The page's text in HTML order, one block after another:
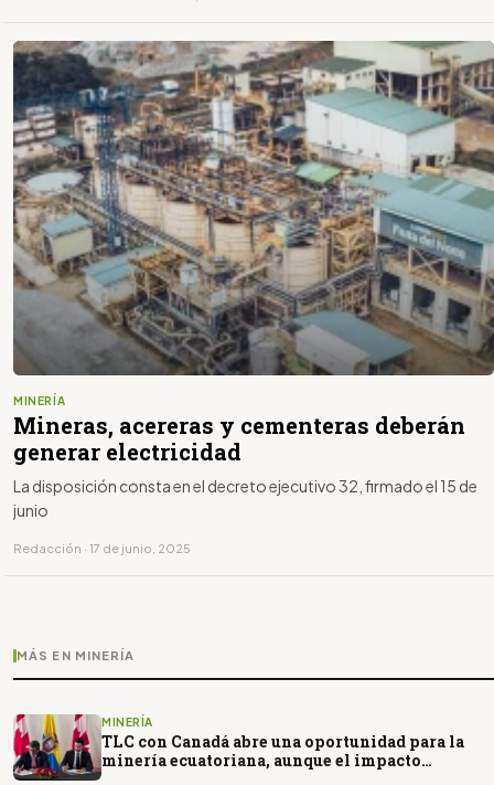
MINERÍA
Mineras, acereras y cementeras deberán
generar electricidad
La disposición consta en el decreto ejecutivo 32, firmado el 15 de
junio
Redacción · 17 de junio, 2025
MÁS EN MINERÍA
MINERÍA
TLC con Canadá abre una oportunidad para la
minería ecuatoriana, aunque el impacto